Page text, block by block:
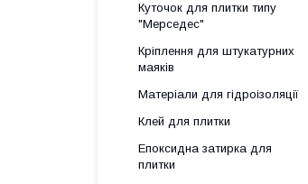
Куточок для плитки типу
"Мерседес"
Кріплення для штукатурних
маяків
Матеріали для гідроізоляції
Клей для плитки
Епоксидна затирка для
плитки